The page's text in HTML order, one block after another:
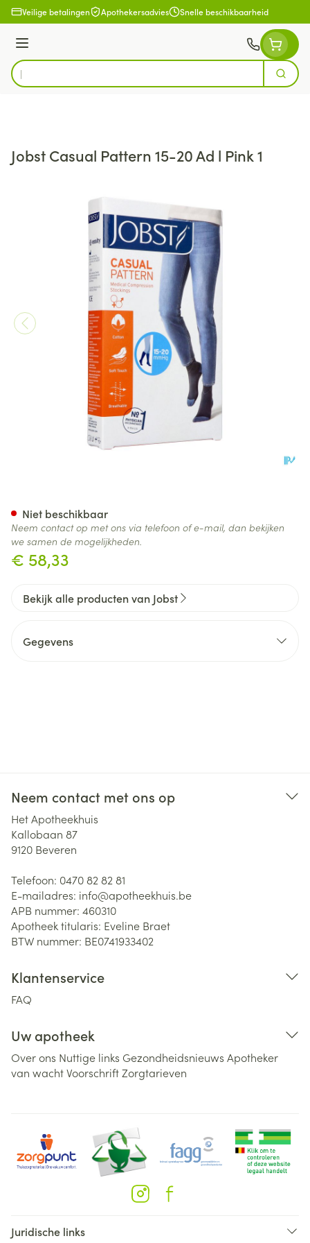
Ga naar de inhoud
Veilige betalingen Apothekersadvies Snelle beschikbaarheid
Menu
Product, merk, categorie...
Zoek
Jobst Casual Pattern 15-20 Ad l Pink 1
€ 58,33
Niet beschikbaar
Neem contact op met ons via telefoon of e-mail, dan bekijken
we samen de mogelijkheden.
Bekijk alle producten van Jobst
Gegevens
Neem contact met ons op
Het Apotheekhuis
Kallobaan 87
9120 Beveren
Telefoon: 0470 82 82 81
E-mailadres: info@apotheekhuis.be
APB nummer: 460310
Apotheek titularis: Eveline Braet
BTW nummer: BE0741933402
Klantenservice
FAQ
Uw apotheek
Over ons Nuttige links Gezondheidsnieuws Apotheker
van wachtVoorschriftZorgtarieven
Juridische links